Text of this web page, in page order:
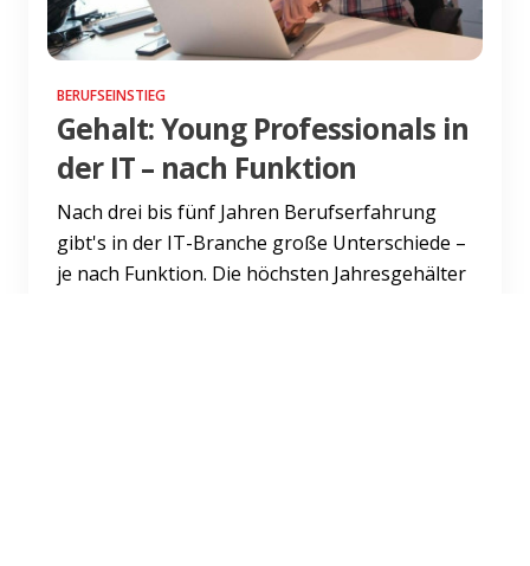
BERUFSEINSTIEG
Gehalt: Young Professionals in
der IT – nach Funktion
Nach drei bis fünf Jahren Berufserfahrung
gibt's in der IT-Branche große Unterschiede –
je nach Funktion. Die höchsten Jahresgehälter